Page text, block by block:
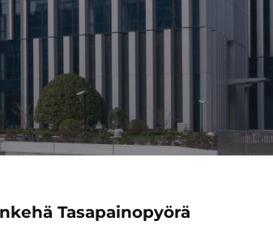
Tasapainopyörä